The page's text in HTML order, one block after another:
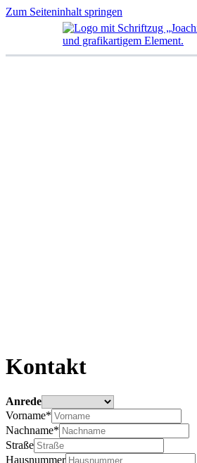
Zum Seiteninhalt springen
Kontakt
Anrede
Vorname*
Nachname*
Straße
Hausnummer